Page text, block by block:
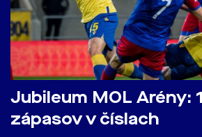
Jubileum MOL Arény:
zápasov v číslach